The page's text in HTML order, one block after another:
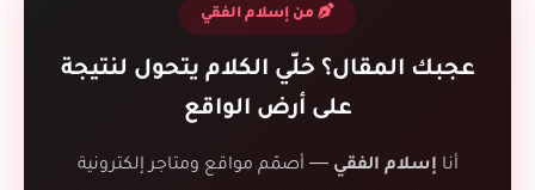
من إسلام الفقي
عجبك المقال؟ خلّي الكلام يتحول لنتيجة
على أرض الواقع
أنا إسلام الفقي — أصمّم مواقع ومتاجر إلكترونية